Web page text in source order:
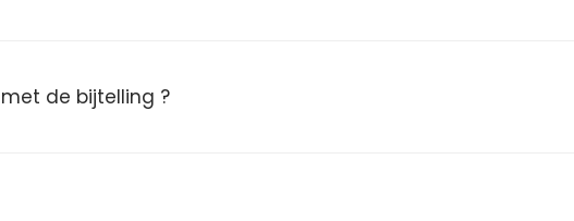
de bijtelling ?